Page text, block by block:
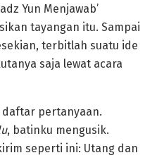
Yun Menjawab’
tayangan itu. Sampai
terbitlah suatu ide
saja lewat acara
daftar pertanyaan.
, batinku mengusik.
seperti ini: Utang dan